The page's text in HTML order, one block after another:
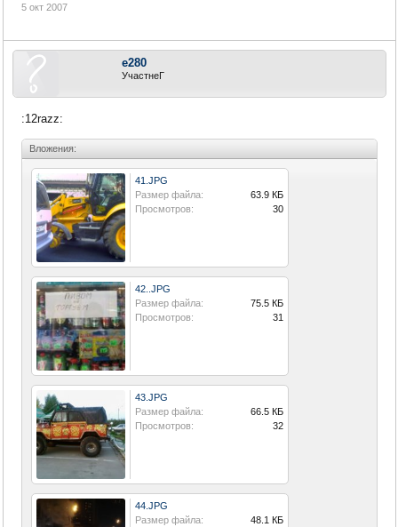
5 окт 2007
e280
УчастнеГ
:12razz:
Вложения:
41.JPG
Размер файла:
63.9 КБ
Просмотров:
30
42..JPG
Размер файла:
75.5 КБ
Просмотров:
31
43.JPG
Размер файла:
66.5 КБ
Просмотров:
32
44.JPG
Размер файла:
48.1 КБ